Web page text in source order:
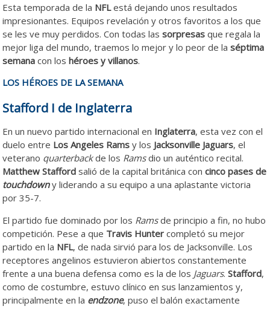
Esta temporada de la NFLestá dejando unos resultados
impresionantes. Equipos revelación y otros favoritos a los que
se les ve muy perdidos. Con todas lassorpresas que regala la
mejor liga del mundo, traemos lo mejor y lo peor de laséptima
semana con loshéroes y villanos.
LOS HÉROES DE LA SEMANA
Stafford I de Inglaterra
En un nuevo partido internacional en Inglaterra, esta vez con el
duelo entre Los Angeles Rams y los Jacksonville Jaguars, el
veterano quarterbackde los Ramsdio un auténtico recital.
Matthew Stafford salió de la capital británica concinco pases de
touchdowny liderando a su equipo a una aplastante victoria
por 35-7.
El partido fue dominado por los Ramsde principio a fin, no hubo
competición. Pese a que Travis Hunter completó su mejor
partido en la NFL, de nada sirvió para los de Jacksonville. Los
receptores angelinos estuvieron abiertos constantemente
frente a una buena defensa como es la de los Jaguars.Stafford,
como de costumbre, estuvo clínico en sus lanzamientos y,
principalmente en la endzone, puso el balón exactamente